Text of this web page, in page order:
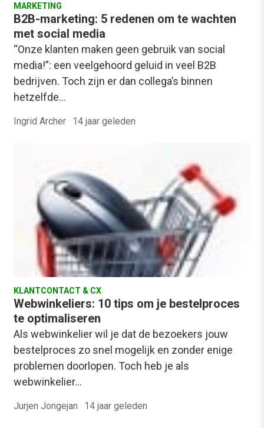
MARKETING
B2B-marketing: 5 redenen om te wachten
met social media
“Onze klanten maken geen gebruik van social
media!”: een veelgehoord geluid in veel B2B
bedrijven. Toch zijn er dan collega’s binnen
hetzelfde…
Ingrid Archer · 14 jaar geleden
KLANTCONTACT & CX
Webwinkeliers: 10 tips om je bestelproces
te optimaliseren
Als webwinkelier wil je dat de bezoekers jouw
bestelproces zo snel mogelijk en zonder enige
problemen doorlopen. Toch heb je als
webwinkelier…
Jurjen Jongejan · 14 jaar geleden